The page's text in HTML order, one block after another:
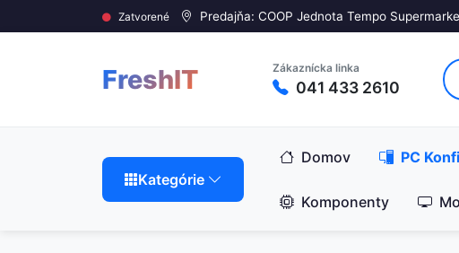
Zatvorené Predajňa: COOP Jednota Tempo
FreshIT Zákaznícka linka
041 433 2610
Kategórie
Domov PC
Komponenty